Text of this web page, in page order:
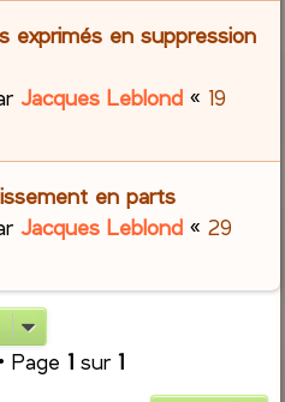
exprimés en suppression
Jacques Leblond « 19
en parts
Jacques Leblond «29
Page 1 sur 1